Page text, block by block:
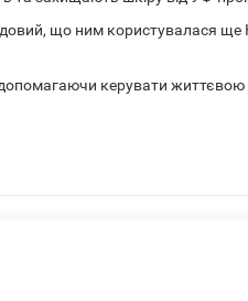
що ним користувалася ще
допомагаючи керувати